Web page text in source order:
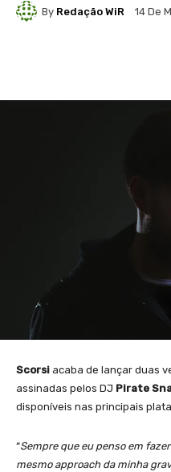
By Redação WiR 14 De
Scorsi acaba de lançar duas
assinadas pelos DJ Pirate
disponíveis nas principais
“Sempre que eu penso em
mesmo approach da minha